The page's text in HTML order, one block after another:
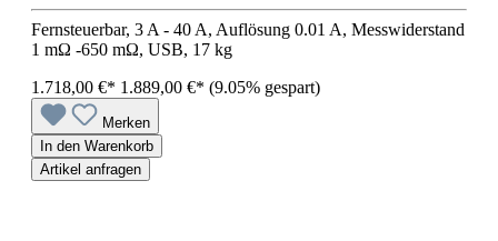
Fernsteuerbar, 3 A - 40 A, Auflösung 0.01 A, Messwiderstand
1 mΩ -650 mΩ, USB, 17 kg
1.718,00 €* 1.889,00 €* (9.05% gespart)
Merken
In den Warenkorb
Artikel anfragen